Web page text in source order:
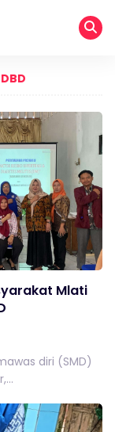
DBD
Mlati
diri (SMD)